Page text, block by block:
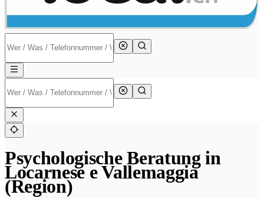
Psychologische Beratung in
Locarnese e Vallemaggia
(Region)